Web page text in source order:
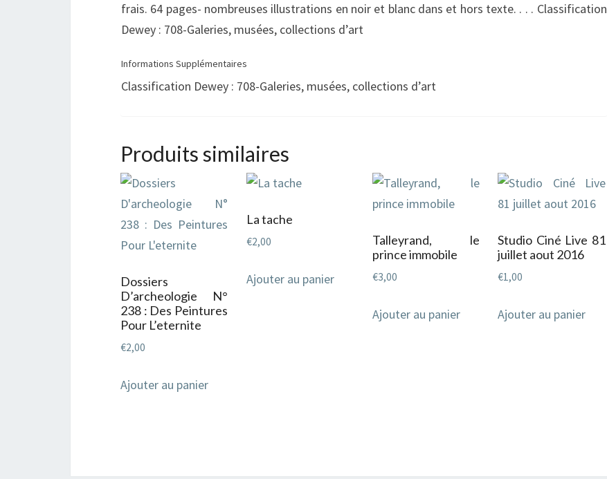
frais. 64 pages- nombreuses illustrations en noir et blanc dans et hors texte. . . . Classification
Dewey : 708-Galeries, musées, collections d’art
Informations Supplémentaires
Classification Dewey : 708-Galeries, musées, collections d’art
Produits similaires
Dossiers
D’archeologie N°
238 : Des Peintures
Pour L’eternite
€2,00
Ajouter au panier
La tache
€2,00
Ajouter au panier
Talleyrand, le
prince immobile
€3,00
Ajouter au panier
Studio Ciné Live 81
juillet aout 2016
€1,00
Ajouter au panier